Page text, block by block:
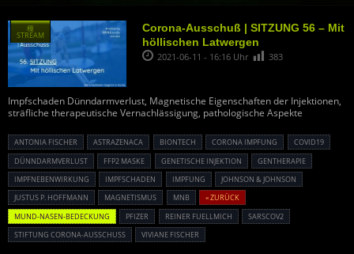
Corona-Ausschuß | SITZUNG 56 – Mit
höllischen Latwergen
2021-06-11 - 16:16 Uhr 383
Impfschaden Dünndarmverlust, Magnetische Eigenschaften der Injektionen,
sträfliche therapeutische Vernachlässigung, pathologische Aspekte
ANTONIA FISCHER ASTRAZENACA BIONTECH CORONA IMPFUNG
COVID19
DÜNNDARMVERLUST
FFP2 MASKE GENETISCHE INJEKTION
GENTHERAPIE
IMPFNEBENWIRKUNG
IMPFSCHADEN IMPFUNG
JOHNSON & JOHNSON
JUSTUS P. HOFFMANN
MAGNETISMUS MNB
« ZURÜCK
MUND-NASEN-BEDECKUNG
PFIZER REINER FUELLMICH
SARSCOV2
STIFTUNG CORONA-AUSSCHUSS
VIVIANE FISCHER
種
STREAM